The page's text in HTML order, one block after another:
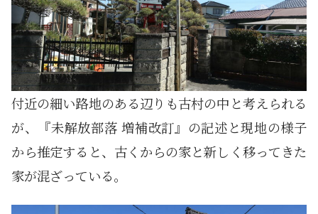
付近の細い路地のある辺りも古村の中と考えられる
が、『未解放部落 増補改訂』の記述と現地の様子
から推定すると、古くからの家と新しく移ってきた
家が混ざっている。